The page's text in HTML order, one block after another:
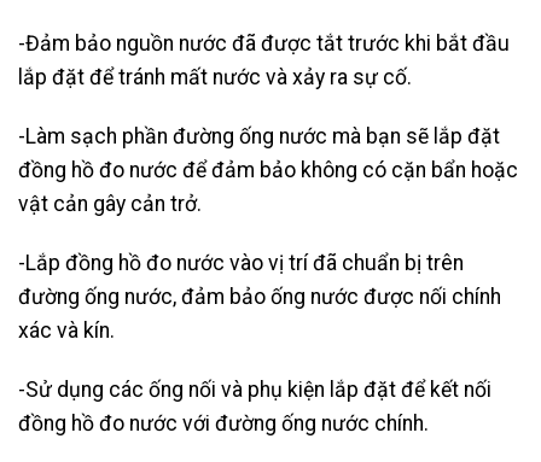
-Đảm bảo nguồn nước đã được tắt trước khi bắt đầu
lắp đặt để tránh mất nước và xảy ra sự cố.
-Làm sạch phần đường ống nước mà bạn sẽ lắp đặt
đồng hồ đo nước để đảm bảo không có cặn bẩn hoặc
vật cản gây cản trở.
-Lắp đồng hồ đo nước vào vị trí đã chuẩn bị trên
đường ống nước, đảm bảo ống nước được nối chính
xác và kín.
-Sử dụng các ống nối và phụ kiện lắp đặt để kết nối
đồng hồ đo nước với đường ống nước chính.